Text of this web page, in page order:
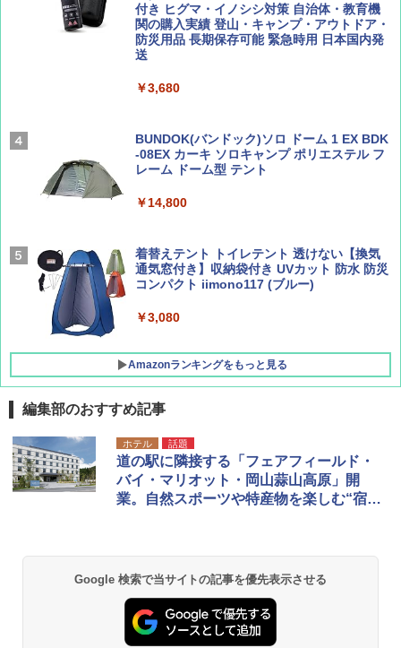
Coyote No.89 特集 星野道夫 夢見る旅
AIRLINE（エアライン）2026年9月号【特
集】ボーイング110周年を祝して！
￥1,760
地球の歩き方 スター・ウォーズ
A26 地球の歩き方 チェコ ポーランド スロヴ
ァキア 2026～2027 地球の歩き方A ヨーロッ
テント ワンタッチ RENEW 幅200 2-3人用 43
500002(88859)
￥5,999
ーティング フルクローズ メッシュ 3-4人用
簡単設置 ポップアップテント エクルベージ
ュ(BC仕様) PATC-150B(EB)
￥9,990
[キャンパーズコレクション 山善] 傘みたいに
広げるだけ パッとサッとテント キューブワ
イド ブラックコーティング フルクローズ メ
ATCW-150B エクルベージュ
付き ヒグマ・イノシシ対策 自治体・教育機
関の購入実績 登山・キャンプ・アウトドア・
防災用品 長期保存可能 緊急時用 日本国内発
送
￥3,680
BUNDOK(バンドック)ソロ ドーム 1 EX BDK
-08EX カーキ ソロキャンプ ポリエステル フ
レーム ドーム型 テント
￥14,800
着替えテント トイレテント 透けない【換気
通気窓付き】収納袋付き UVカット 防水 防災
コンパクト iimono117 (ブルー)
￥3,080
Amazonランキングをもっと見る
編集部のおすすめ記事
ホテル 話題
道の駅に隣接する「フェアフィールド・
バイ・マリオット・岡山蒜山高原」開
業。自然スポーツや特産物を楽しむ“宿泊
Google 検索で当サイトの記事を優先表示させる